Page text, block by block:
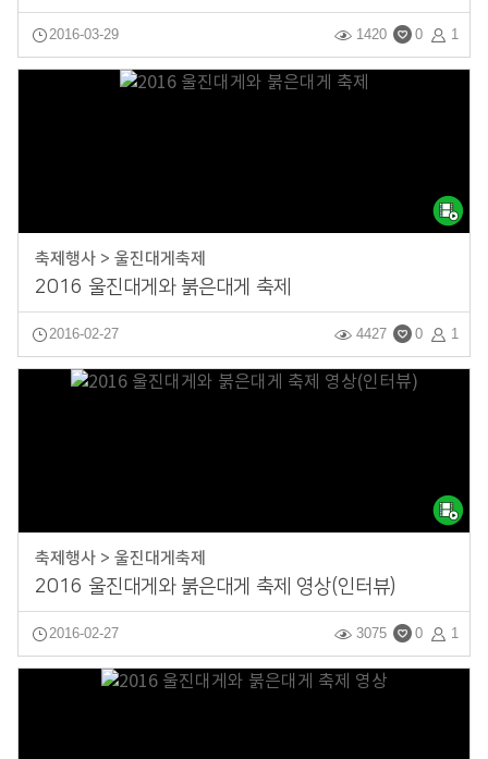
2016-03-29 1
0
1420
축제행사 > 울진대게축제
2016 울진대게와 붉은대게 축제
2016-02-27 1
0
4427
축제행사 > 울진대게축제
2016 울진대게와 붉은대게 축제 영상(인터뷰)
2016-02-27 1
0
3075